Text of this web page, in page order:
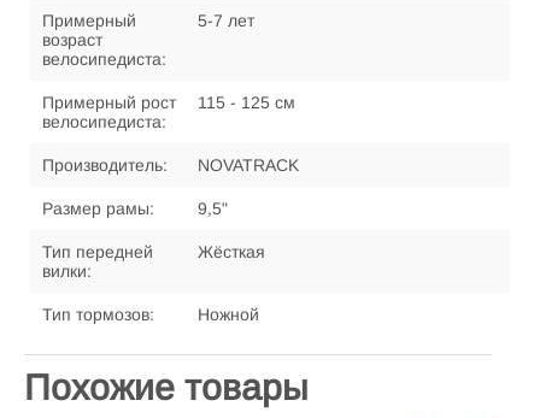
Примерный
возраст
велосипедиста:
5-7 лет
Примерный рост
велосипедиста:
115 - 125 см
Производитель: NOVATRACK
Размер рамы: 9,5"
Тип передней
вилки:
Жёсткая
Тип тормозов: Ножной
Похожие товары